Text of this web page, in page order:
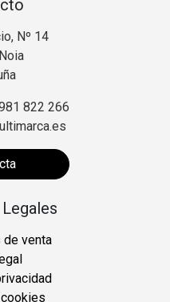
Nº 14
822 266
de venta